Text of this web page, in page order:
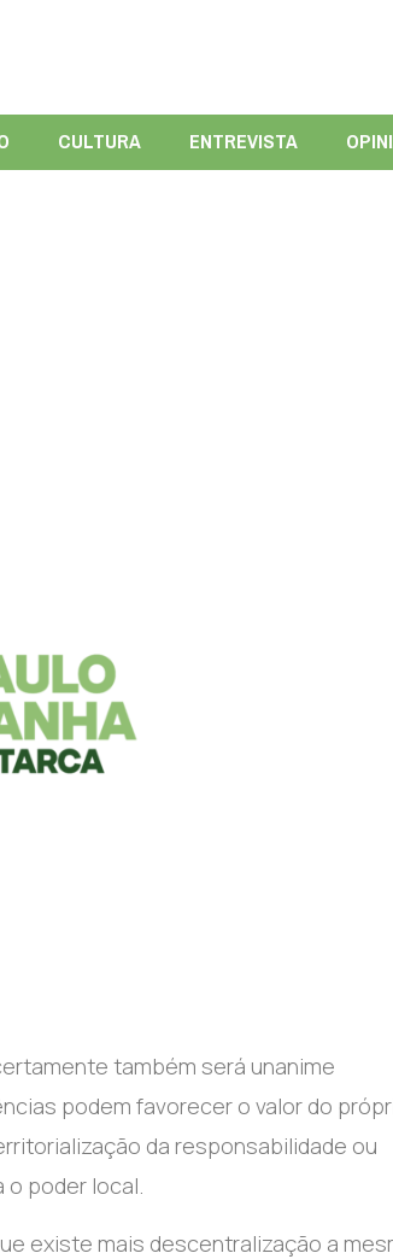
CULTURA ENTREVISTA
também será unanime
podem favorecer o valor do
da responsabilidade ou
o poder local.
existe mais descentralização a